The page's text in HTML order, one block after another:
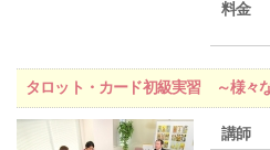
料金
タロット・カード初級実習 ～様々
講師